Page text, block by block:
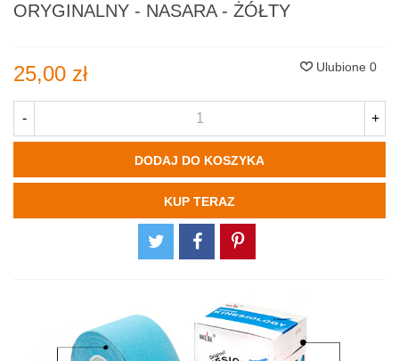
ORYGINALNY - NASARA - ŻÓŁTY
25,00 zł Ulubione 0
- +
DODAJ DO KOSZYKA
KUP TERAZ